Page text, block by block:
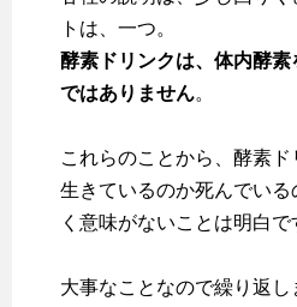
トは、一つ。
酵素ドリンクは、体内酵
ではありません。
これらのことから、酵素
生きているのか死んでい
く意味がないことは明白で
大事なことなので繰り返し